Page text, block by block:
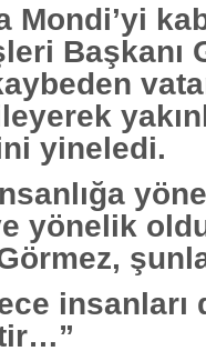
Mondi’yi
Başkanı
yineledi.
yönelik
insanları